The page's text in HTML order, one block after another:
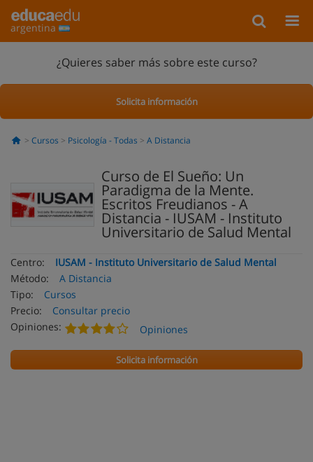
argentina
¿Quieres saber más sobre este curso?
Solicita información
Cursos Psicología - Todas A Distancia
Curso de El Sueño: Un
Paradigma de la Mente.
Escritos Freudianos - A
Distancia - IUSAM - Instituto
Universitario de Salud Mental
Centro:
IUSAM - Instituto Universitario de Salud Mental
Método:
A Distancia
Tipo:
Cursos
Precio:
Consultar precio
Opiniones:
Opiniones
Solicita información